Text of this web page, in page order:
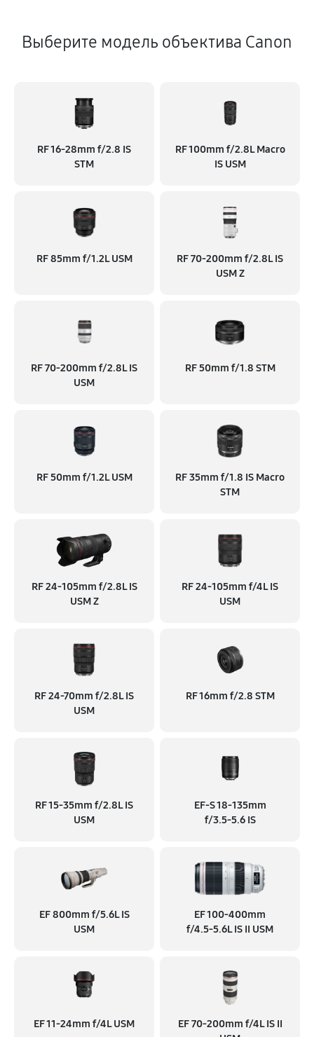
Выберите модель объектива Canon
RF 16‑28mm f/2.8 IS
STM
RF 100mm f/2.8L Macro
IS USM
RF 85mm f/1.2L USM
RF 70‑200mm f/2.8L IS
USM Z
RF 70‑200mm f/2.8L IS
USM
RF 50mm f/1.8 STM
RF 50mm f/1.2L USM
RF 35mm f/1.8 IS Macro
STM
RF 24‑105mm f/2.8L IS
USM Z
RF 24‑105mm f/4L IS
USM
RF 24‑70mm f/2.8L IS
USM
RF 16mm f/2.8 STM
RF 15‑35mm f/2.8L IS
USM
EF‑S 18‑135mm
f/3.5‑5.6 IS
EF 800mm f/5.6L IS
USM
EF 100‑400mm
f/4.5‑5.6L IS II USM
EF 11‑24mm f/4L USM
EF 70‑200mm f/4L IS II